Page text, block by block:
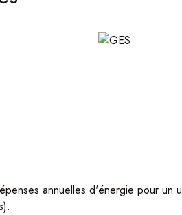
annuelles d'énergie pour